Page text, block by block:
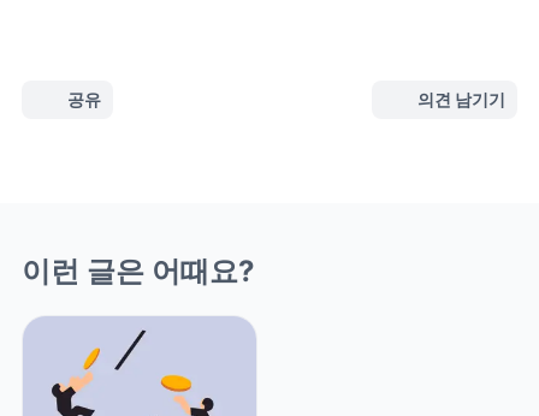
공유 의견 남기기
이런 글은 어때요?